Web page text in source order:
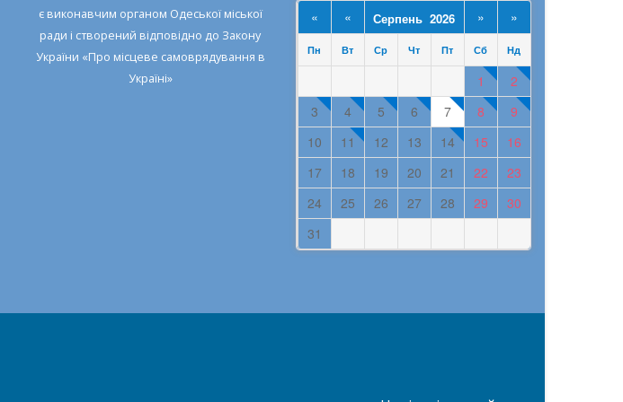
є виконавчим органом Одеської міської
ради і створений відповідно до Закону
України «Про місцеве самоврядування в
Україні»
« « Серпень 2026 » »
Пн Вт Ср Чт Пт Сб Нд
1
2
3
4 5 6 7 8
9
10
11 12 13 14 15
16
17
18 19 20 21 22
23
24
25 26 27 28 29
30
31